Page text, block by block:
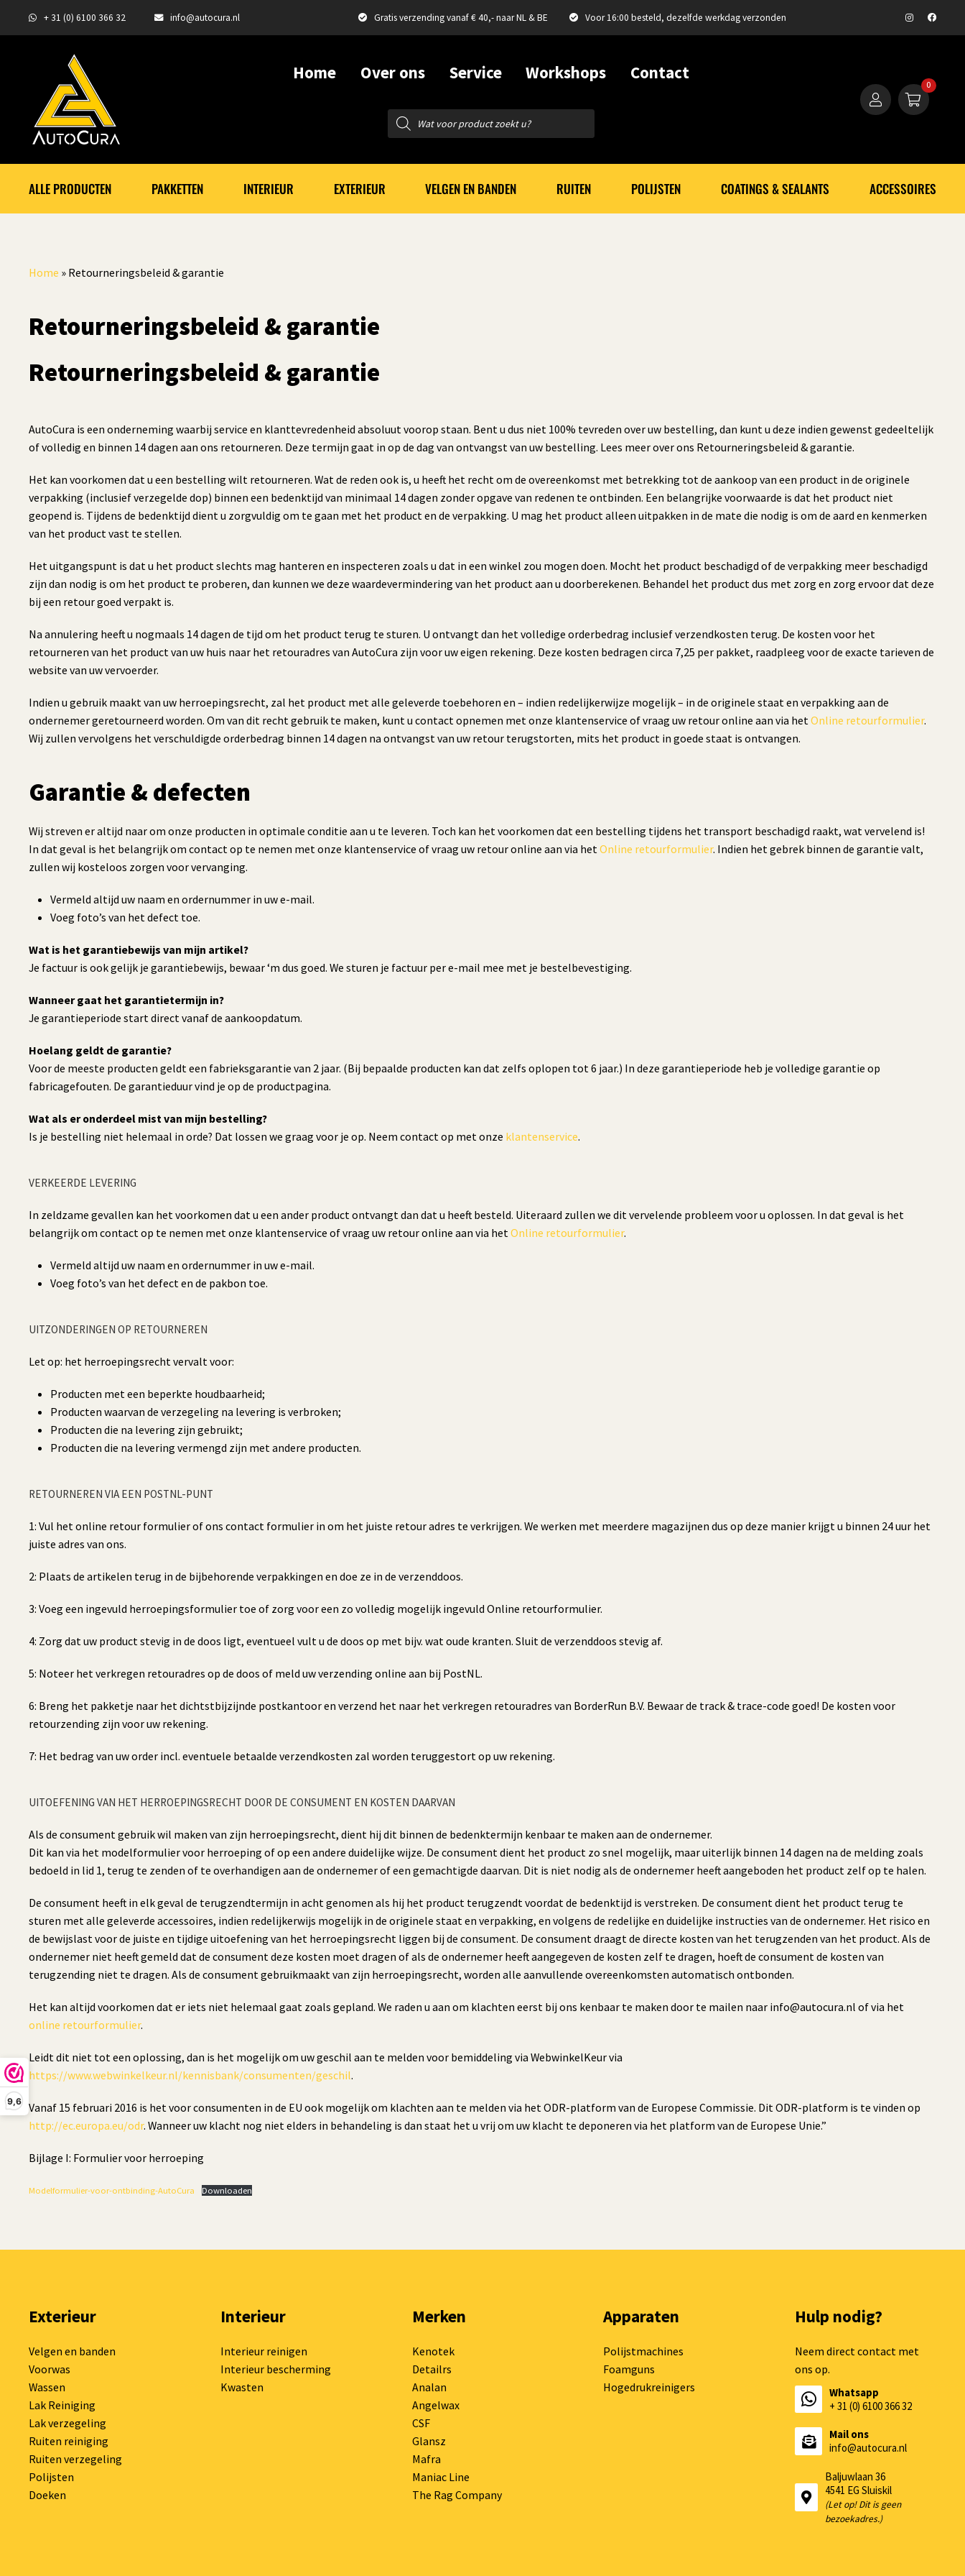
9,6
+ 31 (0) 6100 366 32 info@autocura.nl Gratis verzending vanaf € 40,- naar NL & BE Voor 16:00 besteld, dezelfde werkdag verzonden
Home Over ons Service Workshops Contact
Producten
zoeken
0
ALLE PRODUCTEN PAKKETTEN INTERIEUR EXTERIEUR VELGEN EN BANDEN RUITEN POLIJSTEN COATINGS & SEALANTS ACCESSOIRES
Home » Retourneringsbeleid & garantie
Retourneringsbeleid & garantie
Retourneringsbeleid & garantie
AutoCura is een onderneming waarbij service en klanttevredenheid absoluut voorop staan. Bent u dus niet 100% tevreden over uw bestelling, dan kunt u deze indien gewenst gedeeltelijk
of volledig en binnen 14 dagen aan ons retourneren. Deze termijn gaat in op de dag van ontvangst van uw bestelling. Lees meer over ons Retourneringsbeleid & garantie.
Het kan voorkomen dat u een bestelling wilt retourneren. Wat de reden ook is, u heeft het recht om de overeenkomst met betrekking tot de aankoop van een product in de originele
verpakking (inclusief verzegelde dop) binnen een bedenktijd van minimaal 14 dagen zonder opgave van redenen te ontbinden. Een belangrijke voorwaarde is dat het product niet
geopend is. Tijdens de bedenktijd dient u zorgvuldig om te gaan met het product en de verpakking. U mag het product alleen uitpakken in de mate die nodig is om de aard en kenmerken
van het product vast te stellen.
Het uitgangspunt is dat u het product slechts mag hanteren en inspecteren zoals u dat in een winkel zou mogen doen. Mocht het product beschadigd of de verpakking meer beschadigd
zijn dan nodig is om het product te proberen, dan kunnen we deze waardevermindering van het product aan u doorberekenen. Behandel het product dus met zorg en zorg ervoor dat deze
bij een retour goed verpakt is.
Na annulering heeft u nogmaals 14 dagen de tijd om het product terug te sturen. U ontvangt dan het volledige orderbedrag inclusief verzendkosten terug. De kosten voor het
retourneren van het product van uw huis naar het retouradres van AutoCura zijn voor uw eigen rekening. Deze kosten bedragen circa 7,25 per pakket, raadpleeg voor de exacte tarieven de
website van uw vervoerder.
Indien u gebruik maakt van uw herroepingsrecht, zal het product met alle geleverde toebehoren en – indien redelijkerwijze mogelijk – in de originele staat en verpakking aan de
ondernemer geretourneerd worden. Om van dit recht gebruik te maken, kunt u contact opnemen met onze klantenservice of vraag uw retour online aan via hetOnline retourformulier.
Wij zullen vervolgens het verschuldigde orderbedrag binnen 14 dagen na ontvangst van uw retour terugstorten, mits het product in goede staat is ontvangen.
Garantie & defecten
Wij streven er altijd naar om onze producten in optimale conditie aan u te leveren. Toch kan het voorkomen dat een bestelling tijdens het transport beschadigd raakt, wat vervelend is!
In dat geval is het belangrijk om contact op te nemen met onze klantenservice of vraag uw retour online aan via hetOnline retourformulier. Indien het gebrek binnen de garantie valt,
zullen wij kosteloos zorgen voor vervanging.
Vermeld altijd uw naam en ordernummer in uw e-mail.
Voeg foto’s van het defect toe.
Wat is het garantiebewijs van mijn artikel?
Je factuur is ook gelijk je garantiebewijs, bewaar ‘m dus goed. We sturen je factuur per e-mail mee met je bestelbevestiging.
Wanneer gaat het garantietermijn in?
Je garantieperiode start direct vanaf de aankoopdatum.
Hoelang geldt de garantie?
Voor de meeste producten geldt een fabrieksgarantie van 2 jaar. (Bij bepaalde producten kan dat zelfs oplopen tot 6 jaar.) In deze garantieperiode heb je volledige garantie op
fabricagefouten. De garantieduur vind je op de productpagina.
Wat als er onderdeel mist van mijn bestelling?
Is je bestelling niet helemaal in orde? Dat lossen we graag voor je op. Neem contact op met onze klantenservice.
VERKEERDE LEVERING
In zeldzame gevallen kan het voorkomen dat u een ander product ontvangt dan dat u heeft besteld. Uiteraard zullen we dit vervelende probleem voor u oplossen. In dat geval is het
belangrijk om contact op te nemen met onze klantenservice of vraag uw retour online aan via hetOnline retourformulier.
Vermeld altijd uw naam en ordernummer in uw e-mail.
Voeg foto’s van het defect en de pakbon toe.
UITZONDERINGEN OP RETOURNEREN
Let op: het herroepingsrecht vervalt voor:
Producten met een beperkte houdbaarheid;
Producten waarvan de verzegeling na levering is verbroken;
Producten die na levering zijn gebruikt;
Producten die na levering vermengd zijn met andere producten.
RETOURNEREN VIA EEN POSTNL-PUNT
1: Vul het online retour formulier of ons contact formulier in om het juiste retour adres te verkrijgen. We werken met meerdere magazijnen dus op deze manier krijgt u binnen 24 uur het
juiste adres van ons.
2: Plaats de artikelen terug in de bijbehorende verpakkingen en doe ze in de verzenddoos.
3: Voeg een ingevuld herroepingsformulier toe of zorg voor een zo volledig mogelijk ingevuld Online retourformulier.
4: Zorg dat uw product stevig in de doos ligt, eventueel vult u de doos op met bijv. wat oude kranten. Sluit de verzenddoos stevig af.
5: Noteer het verkregen retouradres op de doos of meld uw verzending online aan bij PostNL.
6: Breng het pakketje naar het dichtstbijzijnde postkantoor en verzend het naar het verkregen retouradres van BorderRun B.V. Bewaar de track & trace-code goed! De kosten voor
retourzending zijn voor uw rekening.
7: Het bedrag van uw order incl. eventuele betaalde verzendkosten zal worden teruggestort op uw rekening.
UITOEFENING VAN HET HERROEPINGSRECHT DOOR DE CONSUMENT EN KOSTEN DAARVAN
Als de consument gebruik wil maken van zijn herroepingsrecht, dient hij dit binnen de bedenktermijn kenbaar te maken aan de ondernemer.
Dit kan via het modelformulier voor herroeping of op een andere duidelijke wijze. De consument dient het product zo snel mogelijk, maar uiterlijk binnen 14 dagen na de melding zoals
bedoeld in lid 1, terug te zenden of te overhandigen aan de ondernemer of een gemachtigde daarvan. Dit is niet nodig als de ondernemer heeft aangeboden het product zelf op te halen.
De consument heeft in elk geval de terugzendtermijn in acht genomen als hij het product terugzendt voordat de bedenktijd is verstreken. De consument dient het product terug te
sturen met alle geleverde accessoires, indien redelijkerwijs mogelijk in de originele staat en verpakking, en volgens de redelijke en duidelijke instructies van de ondernemer. Het risico en
de bewijslast voor de juiste en tijdige uitoefening van het herroepingsrecht liggen bij de consument. De consument draagt de directe kosten van het terugzenden van het product. Als de
ondernemer niet heeft gemeld dat de consument deze kosten moet dragen of als de ondernemer heeft aangegeven de kosten zelf te dragen, hoeft de consument de kosten van
terugzending niet te dragen. Als de consument gebruikmaakt van zijn herroepingsrecht, worden alle aanvullende overeenkomsten automatisch ontbonden.
Het kan altijd voorkomen dat er iets niet helemaal gaat zoals gepland. We raden u aan om klachten eerst bij ons kenbaar te maken door te mailen naar info@autocura.nl of via het
online retourformulier.
Leidt dit niet tot een oplossing, dan is het mogelijk om uw geschil aan te melden voor bemiddeling via WebwinkelKeur via
https://www.webwinkelkeur.nl/kennisbank/consumenten/geschil.
Vanaf 15 februari 2016 is het voor consumenten in de EU ook mogelijk om klachten aan te melden via het ODR-platform van de Europese Commissie. Dit ODR-platform is te vinden op
http://ec.europa.eu/odr. Wanneer uw klacht nog niet elders in behandeling is dan staat het u vrij om uw klacht te deponeren via het platform van de Europese Unie.”
Bijlage I: Formulier voor herroeping
Modelformulier-voor-ontbinding-AutoCura Downloaden
Exterieur
Velgen en banden
Voorwas
Wassen
Lak Reiniging
Lak verzegeling
Ruiten reiniging
Ruiten verzegeling
Polijsten
Doeken
Interieur
Interieur reinigen
Interieur bescherming
Kwasten
Merken
Kenotek
Detailrs
Analan
Angelwax
CSF
Glansz
Mafra
Maniac Line
The Rag Company
Apparaten
Polijstmachines
Foamguns
Hogedrukreinigers
Hulp nodig?
Neem direct contact met
ons op.
Whatsapp
+ 31 (0) 6100 366 32
Mail ons
info@autocura.nl
Baljuwlaan 36
4541 EG Sluiskil
(Let op! Dit is geen
bezoekadres.)